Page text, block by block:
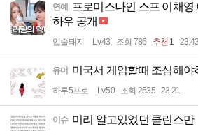
연예
프로미스나인 스프 이채영
하우 공개
입술돼지 Lv.43 조회 786 추천 1 23:43
유머 미국서 게임할때 조심해야
하루5프로 Lv.50 조회 2535 23:21
이슈 미리 알고있었던 클린스만